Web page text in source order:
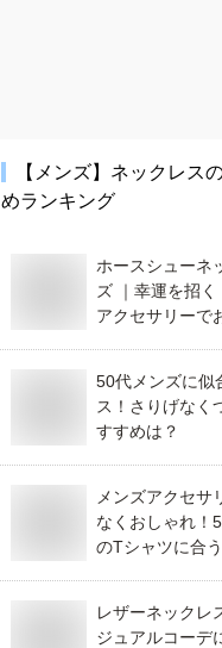
【メンズ】 ネックレス
めランキング
ホースシューネ
ズ ｜幸運を招
アクセサリーで
50代メンズに似
ス！さりげなく
すすめは？
メンズアクセサ
なくおしゃれ！
のTシャツに合う
レザーネックレ
ジュアルコーデ